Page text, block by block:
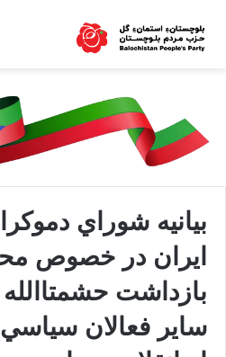
بيانيه شوراي
ايران در خصوص
بازداشت
ساير فعالان